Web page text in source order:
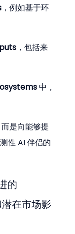
，例如基于环
，包括来
中，
是向能够提
性 AI 伴侣的
的
在市场影